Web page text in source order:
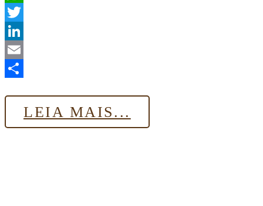
WhatsApp
Twitter
LinkedIn
Email
LEIA MAIS...